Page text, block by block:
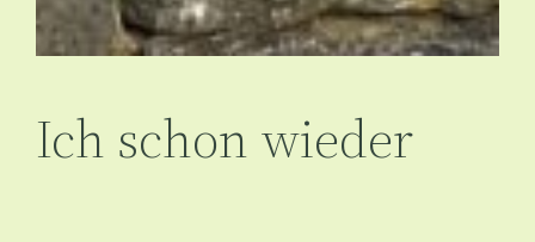
Ich schon wieder